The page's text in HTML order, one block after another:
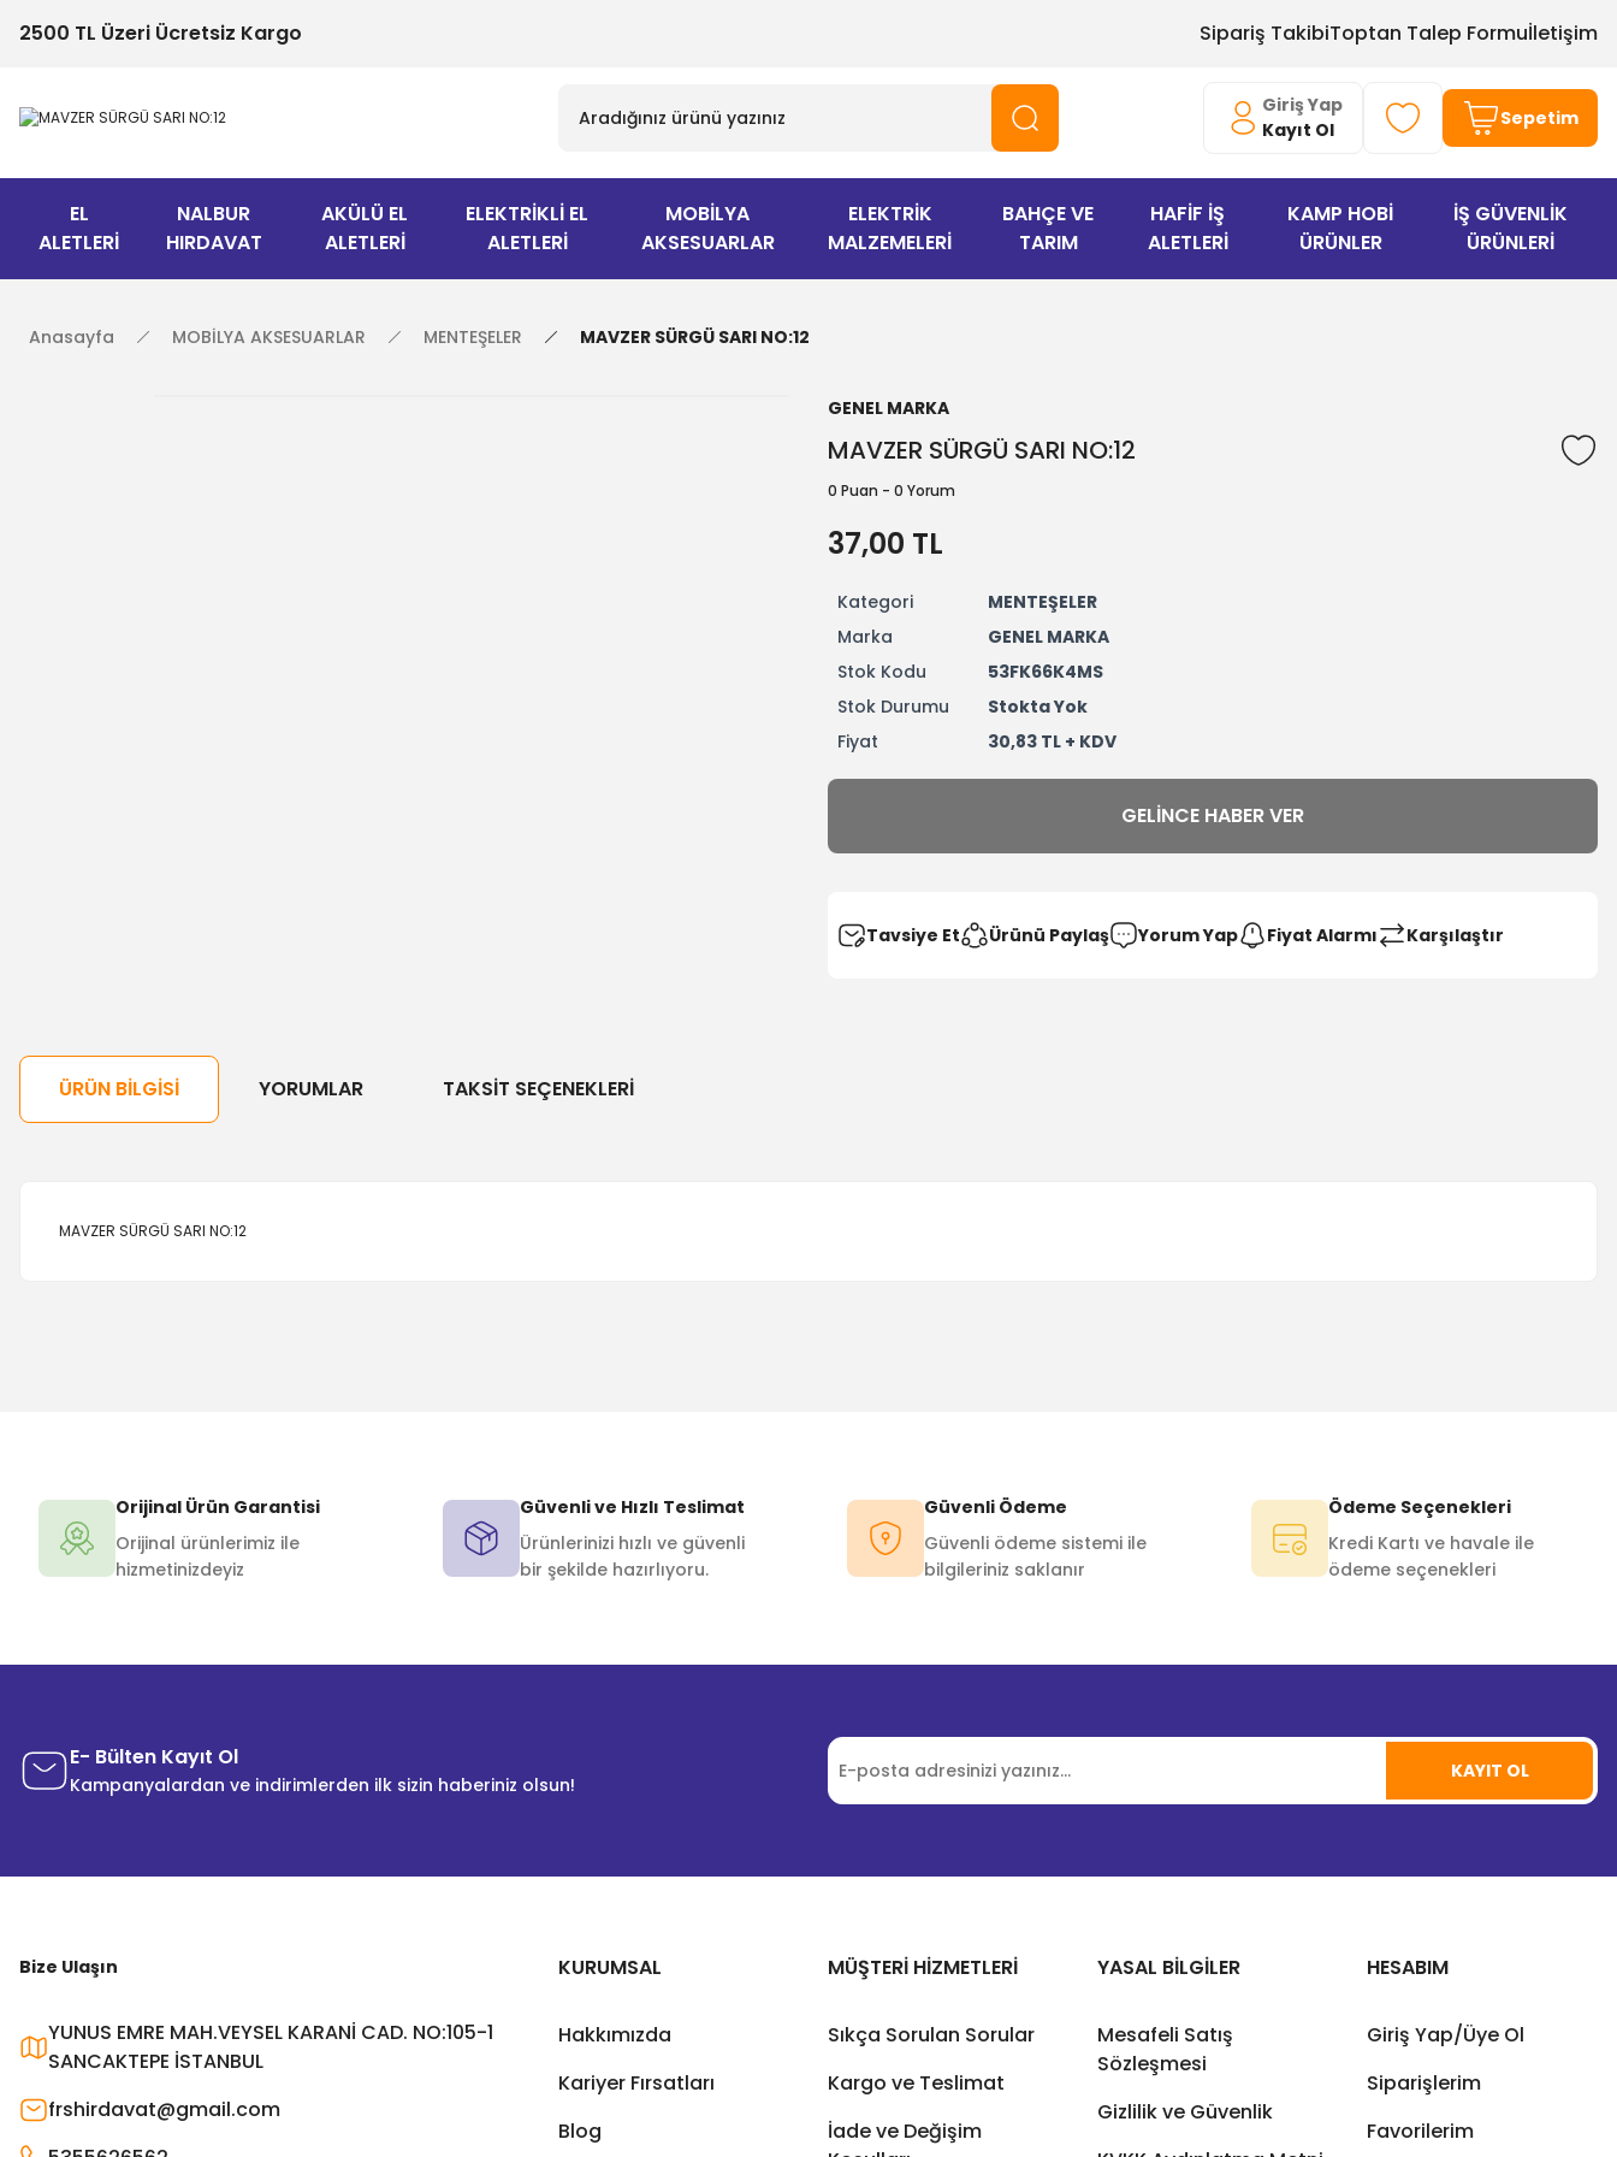
2500 TL Üzeri Ücretsiz Kargo Sipariş TakibiToptan Talep Formuİletişim
Giriş Yap
Kayıt Ol
Sepetim
EL
ALETLERİ
NALBUR
HIRDAVAT
AKÜLÜ EL
ALETLERİ
ELEKTRİKLİ EL
ALETLERİ
MOBİLYA
AKSESUARLAR
ELEKTRİK
MALZEMELERİ
BAHÇE VE
TARIM
HAFİF İŞ
ALETLERİ
KAMP HOBİ
ÜRÜNLER
İŞ GÜVENLİK
ÜRÜNLERİ
Anasayfa MOBİLYA AKSESUARLAR MENTEŞELER MAVZER SÜRGÜ SARI NO:12
GENEL MARKA
MAVZER SÜRGÜ SARI NO:12
0 Puan - 0 Yorum
37,00 TL
Kategori
MENTEŞELER
Marka
GENEL MARKA
Stok Kodu
53FK66K4MS
Stok Durumu
Stokta Yok
Fiyat
30,83 TL + KDV
GELINCE HABER VER
Tavsiye Et Ürünü Paylaş Yorum Yap Fiyat Alarmı Karşılaştır
ÜRÜN BILGISI YORUMLAR TAKSIT SEÇENEKLERI
MAVZER SÜRGÜ SARI NO:12
Yorum Yaz
Orijinal Ürün Garantisi
Orijinal ürünlerimiz ile
hizmetinizdeyiz
Güvenli ve Hızlı Teslimat
Ürünlerinizi hızlı ve güvenli
bir şekilde hazırlıyoru.
Güvenli Ödeme
Güvenli ödeme sistemi ile
bilgileriniz saklanır
Ödeme Seçenekleri
Kredi Kartı ve havale ile
ödeme seçenekleri
E- Bülten Kayıt Ol
Kampanyalardan ve indirimlerden ilk sizin haberiniz olsun!
KAYIT OL
Bize Ulaşın
YUNUS EMRE MAH.VEYSEL KARANİ CAD. NO:105-1
SANCAKTEPE İSTANBUL
frshirdavat@gmail.com
KURUMSAL
Hakkımızda
Kariyer Fırsatları
Blog
MÜŞTERİ HİZMETLERİ
Sıkça Sorulan Sorular
Kargo ve Teslimat
İade ve Değişim
YASAL BİLGİLER
Mesafeli Satış
Sözleşmesi
Gizlilik ve Güvenlik
HESABIM
Giriş Yap/Üye Ol
Siparişlerim
Favorilerim